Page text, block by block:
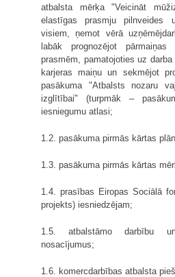
atbalsta mērķa "Veicināt
elastīgas prasmju pilnveides
visiem, ņemot vērā
labāk prognozējot
prasmēm, pamatojoties uz
karjeras maiņu un sekmējot
pasākuma "Atbalsts nozaru
izglītībai" (turpmāk –
iesniegumu atlasi;
1.2. pasākuma pirmās kārtas
1.3. pasākuma pirmās kārtas
1.4. prasības Eiropas Sociālā
projekts) iesniedzējam;
1.5. atbalstāmo darbību
nosacījumus;
1.6. komercdarbības atbalsta